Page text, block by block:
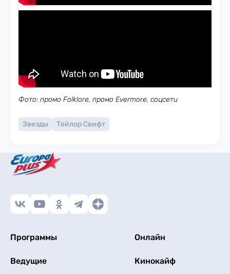
Фото: промо Folklore, промо Evermore, соцсети
Звезды Тейлор Свифт
Программы Онлайн
Ведущие Кинокайф